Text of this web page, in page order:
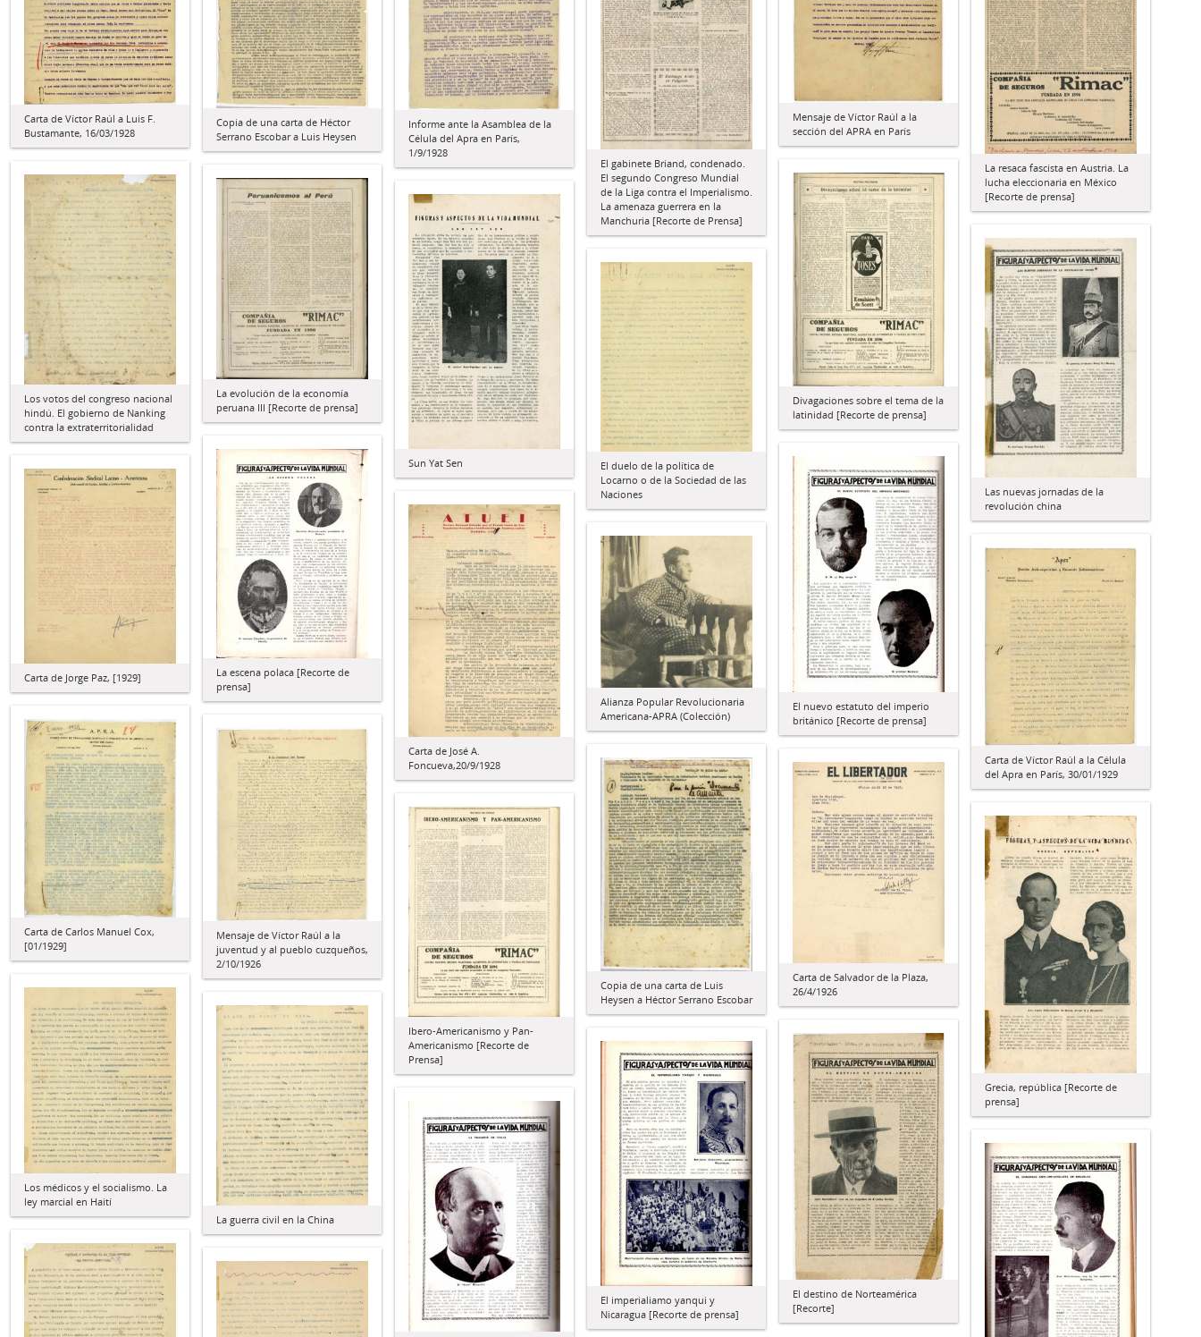
Carta de Víctor Raúl a Luis F.
Bustamante, 16/03/1928
Mensaje de Víctor Raúl a la
sección del APRA en París
Informe ante la Asamblea de la
Célula del Apra en París,
1/9/1928
Copia de una carta de Héctor
Serrano Escobar a Luis Heysen
El gabinete Briand, condenado.
El segundo Congreso Mundial
de la Liga contra el Imperialismo.
La amenaza guerrera en la
Manchuria [Recorte de Prensa]
La resaca fascista en Austria. La
lucha eleccionaria en México
[Recorte de prensa]
Divagaciones sobre el tema de la
latinidad [Recorte de prensa]
Los votos del congreso nacional
hindú. El gobierno de Nanking
contra la extraterritorialidad
La evolución de la economía
peruana III [Recorte de prensa]
Sun Yat Sen
Las nuevas jornadas de la
revolución china
El duelo de la política de
Locarno o de la Sociedad de las
Naciones
La escena polaca [Recorte de
prensa]
El nuevo estatuto del imperio
británico [Recorte de prensa]
Carta de Jorge Paz, [1929]
Carta de José A.
Foncueva,20/9/1928
Alianza Popular Revolucionaria
Americana-APRA (Colección)
Carta de Víctor Raúl a la Célula
del Apra en París, 30/01/1929
Carta de Carlos Manuel Cox,
[01/1929]
Mensaje de Víctor Raúl a la
juventud y al pueblo cuzqueños,
2/10/1926
Copia de una carta de Luis
Heysen a Héctor Serrano Escobar
Carta de Salvador de la Plaza,
26/4/1926
Ibero-Americanismo y Pan-
Americanismo [Recorte de
Prensa]
Grecia, república [Recorte de
prensa]
Los médicos y el socialismo. La
ley marcial en Haití
La guerra civil en la China
El destino de Norteamérica
[Recorte]
El imperialiamo yanqui y
Nicaragua [Recorte de prensa]